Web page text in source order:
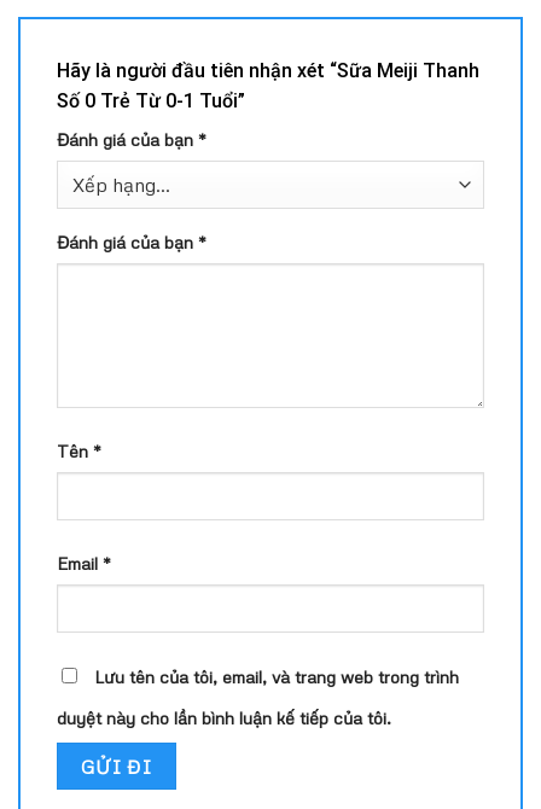
Hãy là người đầu tiên nhận xét “Sữa Meiji Thanh
Số 0 Trẻ Từ 0-1 Tuổi”
Đánh giá của bạn *
Đánh giá của bạn *
Tên *
Email *
Lưu tên của tôi, email, và trang web trong trình
duyệt này cho lần bình luận kế tiếp của tôi.